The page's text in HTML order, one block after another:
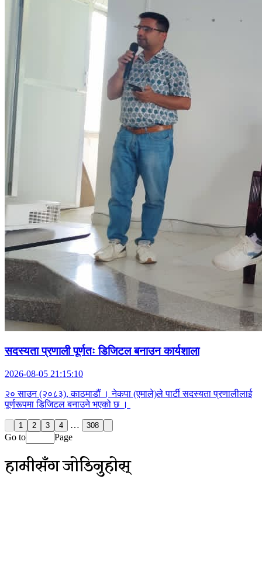
सदस्यता प्रणाली पूर्णतः डिजिटल बनाउन कार्यशाला
2026-08-05 21:15:10
२० साउन (२०८३), काठमाडौं । नेकपा (एमाले)ले पार्टी सदस्यता प्रणालीलाई
पूर्णरूपमा डिजिटल बनाउने भएको छ ।
1 2 3 4 … 308
Go to Page
हामीसँग जोडिनुहोस्